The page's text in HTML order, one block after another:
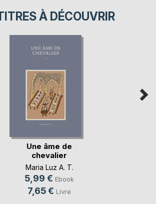
À DÉCOUVRIR
Une âme de
chevalier
Maria Luz A. T.
5,99 € Ebook
7,65 € Livre